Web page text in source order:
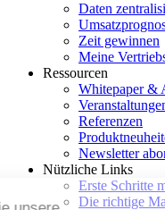
Daten
Zeit gewinnen
Meine
Ressourcen
Whitepaper &
Referenzen
Newsletter
Nützliche Links
Erste Schritte
Die richtige